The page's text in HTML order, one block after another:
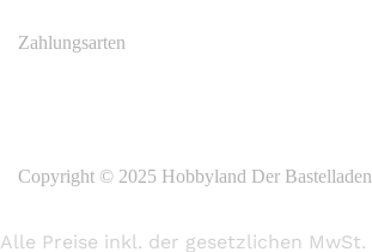
Copyright © 2025 Hobbyland Der Bastelladen
Zahlungsarten
Alle Preise inkl. der gesetzlichen MwSt.